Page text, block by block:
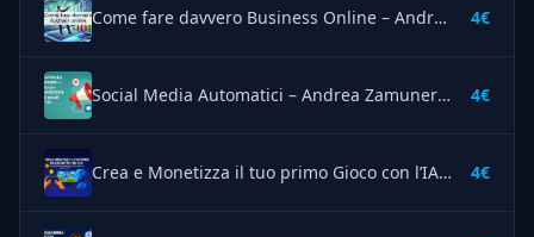
Come fare davvero Business Online – Andrea Zamuner Cervi 4€
Social Media Automatici – Andrea Zamuner Cervi 4€
Crea e Monetizza il tuo primo Gioco con l’IA – Andrea Zamuner Cervi 4€